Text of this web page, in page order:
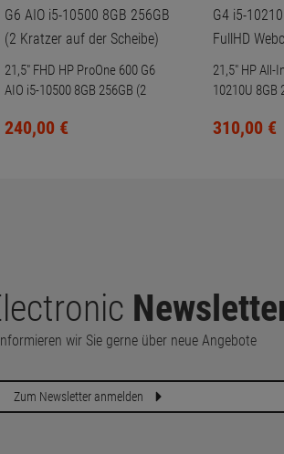
21,5" FHD HP ProOne 600 G6
AIO i5-10500 8GB 256GB (2
240,00 €
21,5" HP All-
10210U 8GB
310,00 €
wir Sie gerne über neue Angebote
Zum Newsletter anmelden